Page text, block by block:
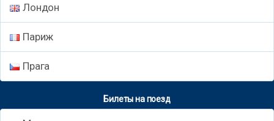
Лондон
Париж
Прага
Билеты на поезд